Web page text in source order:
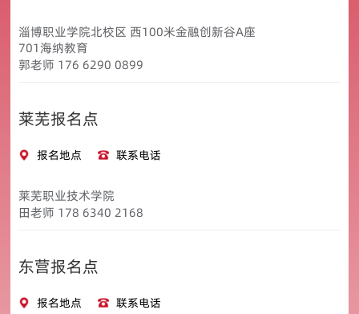
淄博职业学院北校区 西100米金融创新谷A座
701海纳教育
郭老师 176 6290 0899
莱芜报名点
报名地点 联系电话
莱芜职业技术学院
田老师 178 6340 2168
东营报名点
报名地点 联系电话